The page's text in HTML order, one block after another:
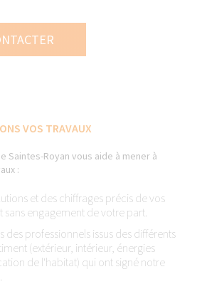
VOS TRAVAUX
Saintes-Royan vous aide à mener à
:
et des chiffrages précis de vos
engagement de votre part.
des professionnels issus des différents
(extérieur, intérieur, énergies
de l'habitat) qui ont signé notre